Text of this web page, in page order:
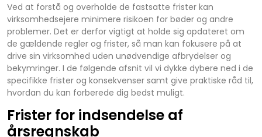
Ved at forstå og overholde de fastsatte frister kan
virksomhedsejere minimere risikoen for bøder og andre
problemer. Det er derfor vigtigt at holde sig opdateret om
de gældende regler og frister, så man kan fokusere på at
drive sin virksomhed uden unødvendige afbrydelser og
bekymringer. I de følgende afsnit vil vi dykke dybere ned i de
specifikke frister og konsekvenser samt give praktiske råd til,
hvordan du kan forberede dig bedst muligt.
Frister for indsendelse af
årsregnskab